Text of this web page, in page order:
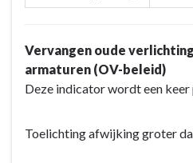
Vervangen oude
armaturen (OV-beleid)
Deze indicator wordt een keer
Toelichting afwijking groter